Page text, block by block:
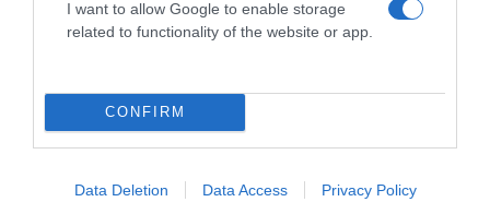
I want to allow Google to enable storage
related to functionality of the website or app.
CONFIRM
Data Deletion Data Access Privacy Policy